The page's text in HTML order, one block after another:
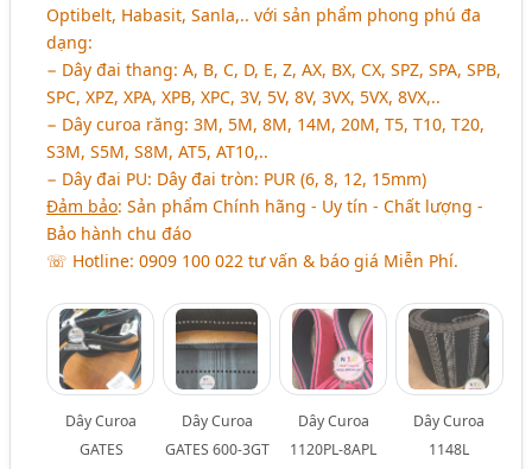
Optibelt, Habasit, Sanla,.. với sản phẩm phong phú đa
dạng:
− Dây đai thang: A, B, C, D, E, Z, AX, BX, CX, SPZ, SPA, SPB,
SPC, XPZ, XPA, XPB, XPC, 3V, 5V, 8V, 3VX, 5VX, 8VX,..
− Dây curoa răng: 3M, 5M, 8M, 14M, 20M, T5, T10, T20,
S3M, S5M, S8M, AT5, AT10,..
− Dây đai PU: Dây đai tròn: PUR (6, 8, 12, 15mm)
Đảm bảo: Sản phẩm Chính hãng - Uy tín - Chất lượng -
Bảo hành chu đáo
☏ Hotline: 0909 100 022 tư vấn & báo giá Miễn Phí.
Dây Curoa
GATES
Dây Curoa
GATES 600-3GT
Dây Curoa
1120PL-8APL
Dây Curoa
1148L